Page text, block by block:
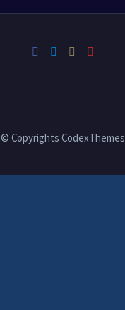
© Copyrights CodexThemes